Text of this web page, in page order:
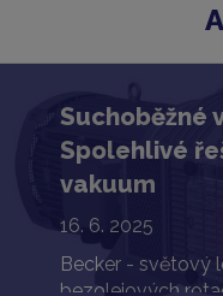
Suchoběžné
Spolehlivé
vakuum
16. 6. 2025
Becker - světový
bezolejových